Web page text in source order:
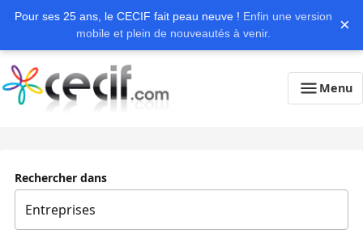
Pour ses 25 ans, le CECIF fait peau neuve ! Enfin une version
mobile et plein de nouveautés à venir.
×
Menu
Rechercher dans